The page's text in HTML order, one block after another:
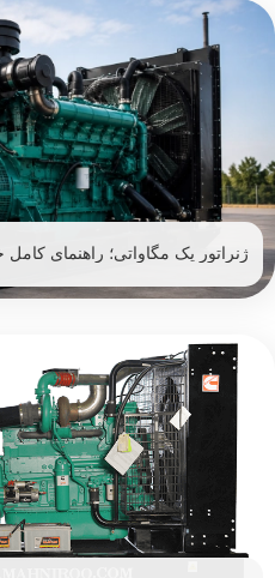
ژنراتور یک مگاواتی؛ راهنمای